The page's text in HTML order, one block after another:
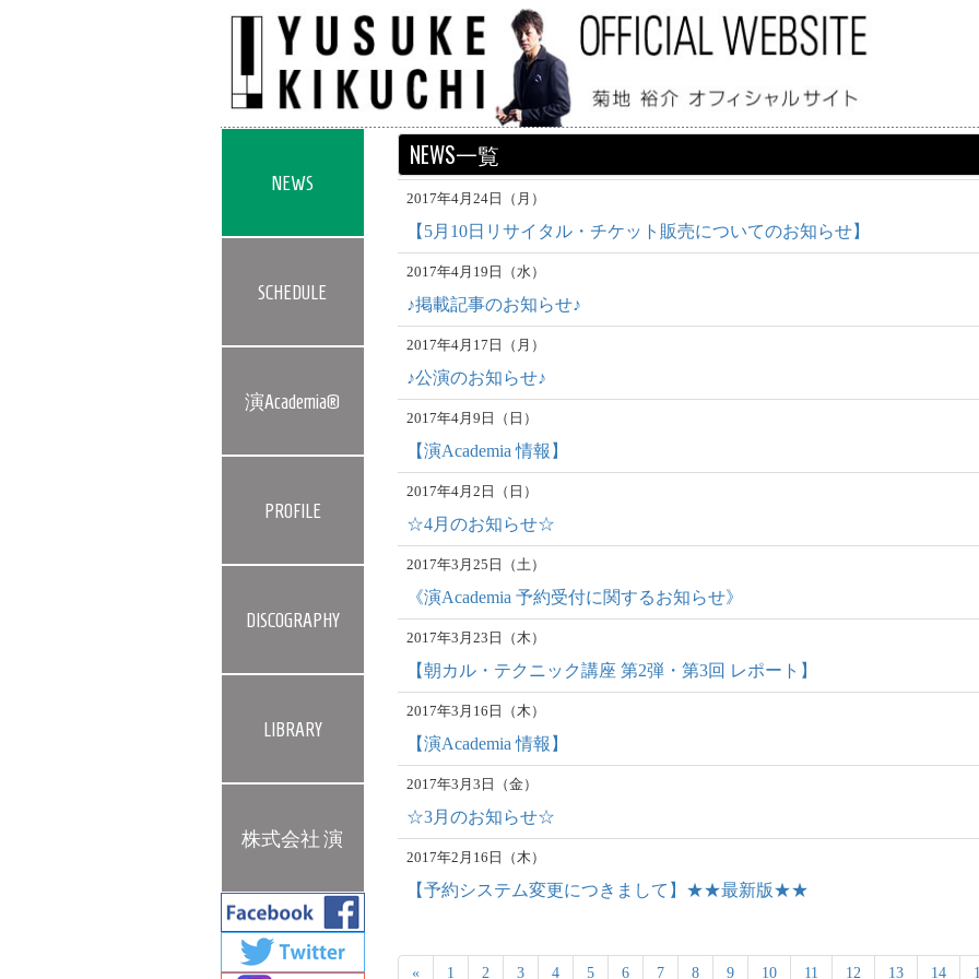
NEWS
SCHEDULE
演Academia®
PROFILE
DISCOGRAPHY
LIBRARY
株式会社 演
NEWS一覧
2017年4月24日（月）
【5月10日リサイタル・チケット販売についてのお知らせ】
2017年4月19日（水）
♪掲載記事のお知らせ♪
2017年4月17日（月）
♪公演のお知らせ♪
2017年4月9日（日）
【演Academia 情報】
2017年4月2日（日）
☆4月のお知らせ☆
2017年3月25日（土）
《演Academia 予約受付に関するお知らせ》
2017年3月23日（木）
【朝カル・テクニック講座 第2弾・第3回 レポート】
2017年3月16日（木）
【演Academia 情報】
2017年3月3日（金）
☆3月のお知らせ☆
2017年2月16日（木）
【予約システム変更につきまして】★★最新版★★
« 1 2 3 4 5 6 7 8 9 10 11 12 13 14